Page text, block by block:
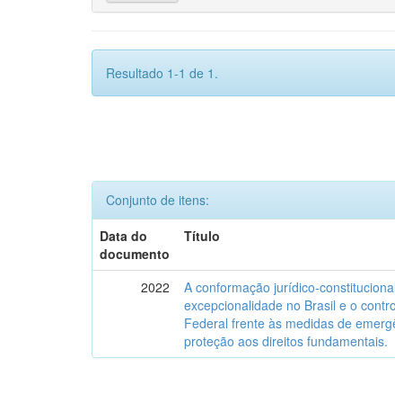
Resultado 1-1 de 1.
Conjunto de itens:
Data do
documento
Título
2022
A conformação jurídico-
excepcionalidade no Brasil e o
Federal frente às medidas de
proteção aos direitos fundamentais.